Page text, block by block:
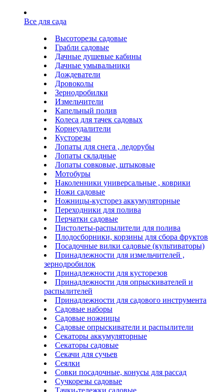
Все для сада
Высоторезы садовые
Грабли садовые
Дачные душевые кабины
Дачные умывальники
Дождеватели
Дровоколы
Зернодробилки
Измельчители
Капельный полив
Колеса для тачек садовых
Корнеудалители
Кусторезы
Лопаты для снега , ледорубы
Лопаты складные
Лопаты совковые, штыковые
Мотобуры
Наколенники универсальные , коврики
Ножи садовые
Ножницы-кусторез аккумуляторные
Переходники для полива
Перчатки садовые
Пистолеты-распылители для полива
Плодосборники, корзины для сбора фруктов
Посадочные вилки садовые (культиваторы)
Принадлежности для измельчителей ,
зернодробилок
Принадлежности для кусторезов
Принадлежности для опрыскивателей и
распылителей
Принадлежности для садового инструмента
Садовые наборы
Садовые ножницы
Садовые опрыскиватели и распылители
Секаторы аккумуляторные
Секаторы садовые
Секачи для сучьев
Сеялки
Совки посадочные, конусы для рассад
Сучкорезы садовые
Тачки-тележки садовые